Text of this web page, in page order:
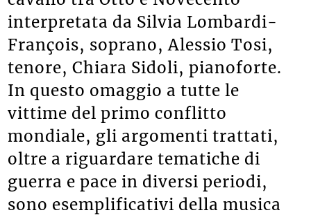
interpretata da Silvia Lombardi-
François, soprano, Alessio Tosi,
tenore, Chiara Sidoli, pianoforte.
In questo omaggio a tutte le
vittime del primo conflitto
mondiale, gli argomenti trattati,
oltre a riguardare tematiche di
guerra e pace in diversi periodi,
sono esemplificativi della musica